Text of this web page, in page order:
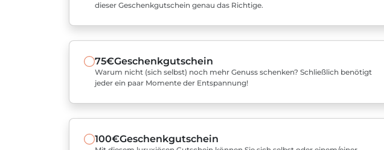
dieser Geschenkgutschein genau das Richtige.
75€Geschenkgutschein
Warum nicht (sich selbst) noch mehr Genuss schenken? Schließlich benötigt
jeder ein paar Momente der Entspannung!
100€Geschenkgutschein